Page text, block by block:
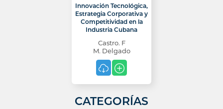
Innovación Tecnológica,
Estrategia Corporativa y
Competitividad en la
Industria Cubana
Castro. F
M. Delgado
CATEGORÍAS